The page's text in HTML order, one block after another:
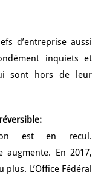
d’entreprise aussi
inquiets et
sont hors de leur
est en recul.
augmente. En 2017,
L’Office Fédéral